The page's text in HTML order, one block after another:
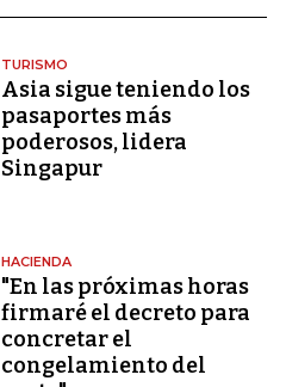
TURISMO
Asia sigue teniendo los
pasaportes más
poderosos, lidera
Singapur
HACIENDA
"En las próximas horas
firmaré el decreto para
concretar el
congelamiento del